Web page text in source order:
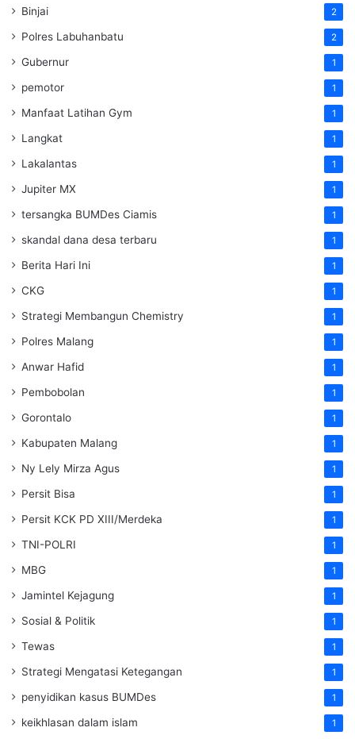
Binjai 2
Polres Labuhanbatu 2
Gubernur 1
pemotor 1
Manfaat Latihan Gym 1
Langkat 1
Lakalantas 1
Jupiter MX 1
tersangka BUMDes Ciamis 1
skandal dana desa terbaru 1
Berita Hari Ini 1
CKG 1
Strategi Membangun Chemistry 1
Polres Malang 1
Anwar Hafid 1
Pembobolan 1
Gorontalo 1
Kabupaten Malang 1
Ny Lely Mirza Agus 1
Persit Bisa 1
Persit KCK PD XIII/Merdeka 1
TNI-POLRI 1
MBG 1
Jamintel Kejagung 1
Sosial & Politik 1
Tewas 1
Strategi Mengatasi Ketegangan 1
penyidikan kasus BUMDes 1
keikhlasan dalam islam 1